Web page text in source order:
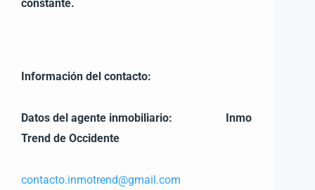
constante.
Información del contacto:
Datos del agente inmobiliario: Inmo
Trend de Occidente
contacto.inmotrend@gmail.com